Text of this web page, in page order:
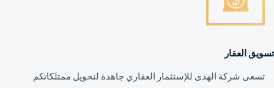
تسويق العقار
تسعى شركة الهدى للإستثمار العقاري جاهدة لتحويل ممتلكاتكم